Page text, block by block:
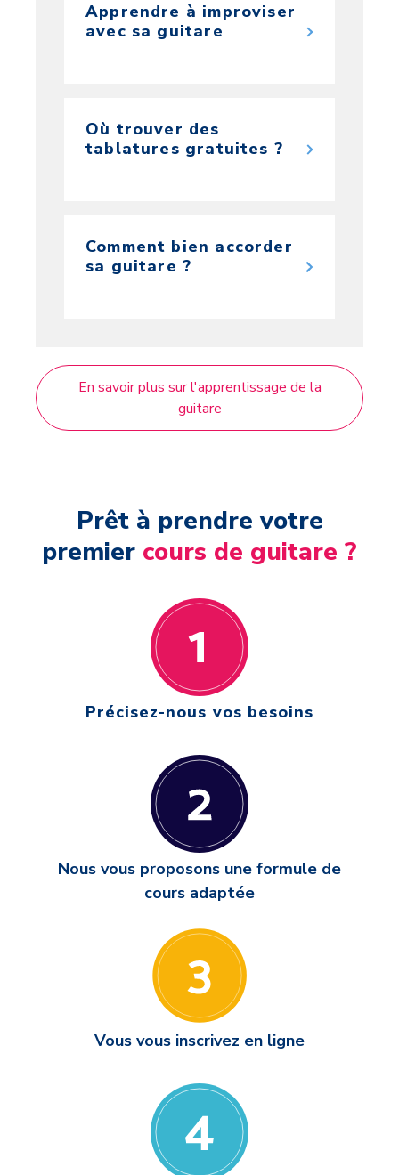
Apprendre à improviser
avec sa guitare
Où trouver des
tablatures gratuites ?
Comment bien accorder
sa guitare ?
En savoir plus sur l'apprentissage de la
guitare
Prêt à prendre votre
premier cours de guitare ?
Précisez-nous vos besoins
Nous vous proposons une formule de
cours adaptée
Vous vous inscrivez en ligne